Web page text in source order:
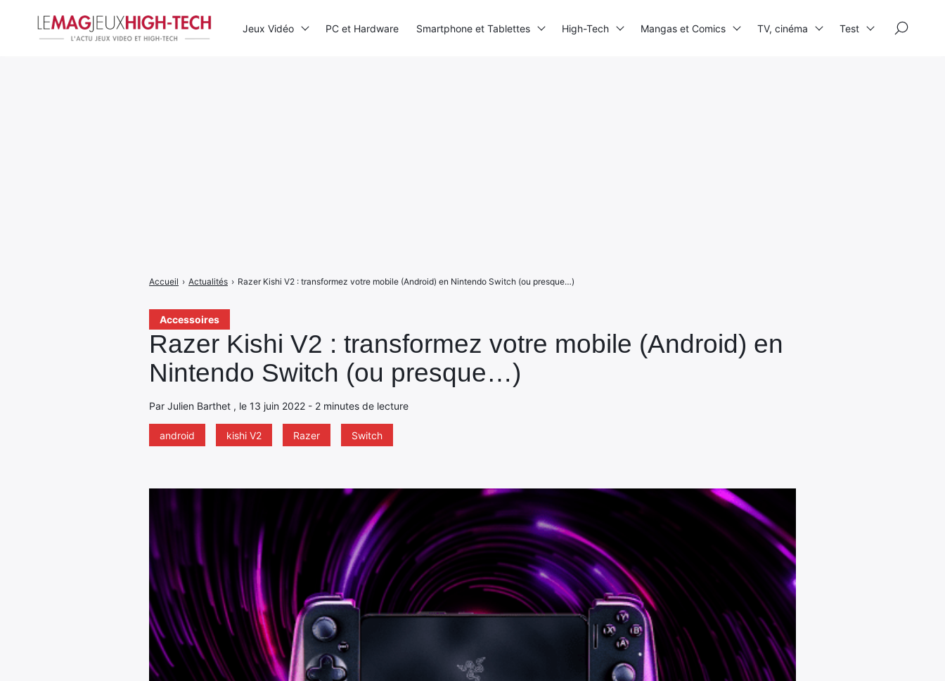
Accessoires
Razer Kishi V2 : transformez votre mobile (Android) en
Nintendo Switch (ou presque…)
Par Julien Barthet , le 13 juin 2022 - 2 minutes de lecture
android kishi V2 Razer Switch
Accueil › Actualités › Razer Kishi V2 : transformez votre mobile (Android) en Nintendo Switch (ou presque…)
Jeux Vidéo PC et Hardware Smartphone et Tablettes High-Tech Mangas et Comics TV, cinéma Test